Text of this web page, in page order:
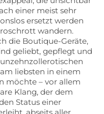
einer meist sehr
ersetzt werden
wandern.
die Boutique-Geräte,
geliebt, gepflegt und
liebsten in einem
möchte – vor allem
Klang, der dem
Status einer